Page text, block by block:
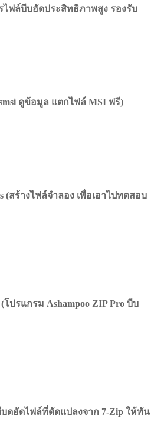
ไฟล์บีบอัดประสิทธิภาพสูง รองรับ
ดูข้อมูล แตกไฟล์ MSI ฟรี)
(สร้างไฟล์จำลอง เพื่อเอาไปทดสอบ
(โปรแกรม Ashampoo ZIP Pro บีบ
ดอัดไฟล์ที่ดัดแปลงจาก 7-Zip ให้ทัน